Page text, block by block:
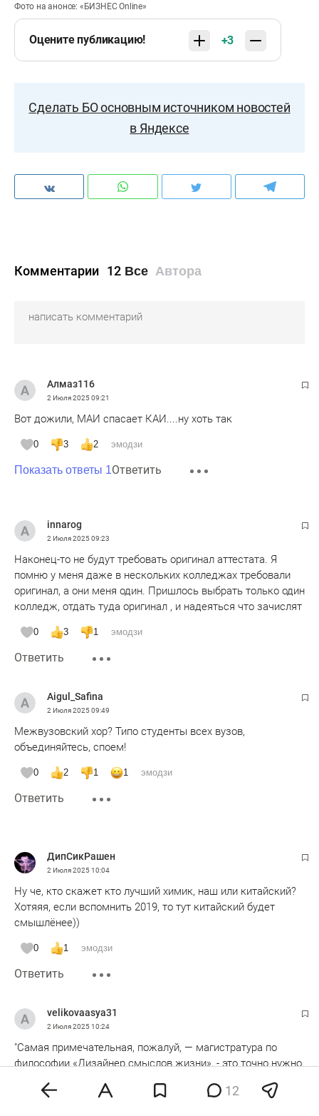
Фото на анонсе: «БИЗНЕС Online»
Оцените публикацию! +3
Сделать БО основным источником новостей
в Яндексе
Комментарии 12 Все Автора
Алмаз116
2 Июля 202509:21
Вот дожили, МАИ спасает КАИ....ну хоть так
0 3 2 эмодзи
Показать ответы 1Ответить
innarog
2 Июля 202509:23
Наконец-то не будут требовать оригинал аттестата. Я
помню у меня даже в нескольких колледжах требовали
оригинал, а они меня один. Пришлось выбрать только один
колледж, отдать туда оригинал , и надеяться что зачислят
0 3 1 эмодзи
Ответить
Aigul_Safina
2 Июля 202509:49
Межвузовский хор? Типо студенты всех вузов,
объединяйтесь, споем!
0 2 1 1 эмодзи
Ответить
ДипСикРашен
2 Июля 202510:04
Ну че, кто скажет кто лучший химик, наш или китайский?
Хотяяя, если вспомнить 2019, то тут китайский будет
смышлёнее))
0 1 эмодзи
Ответить
velikovaasya31
2 Июля 202510:24
"Самая примечательная, пожалуй, — магистратура по
философии «Дизайнер смыслов жизни», - это точно нужно
в наше время? И на это ли надо выделять бюджетные
места?
12